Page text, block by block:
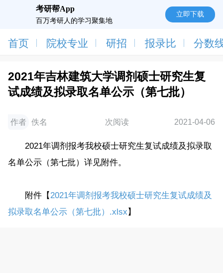
考研帮App
百万考研人的学习聚集地
立即下载
首页 院校专业 研招 报录比 分数
2021年吉林建筑大学调剂硕士研究生复
试成绩及拟录取名单公示（第七批）
作者 佚名 次阅读 2021-04-06
2021年调剂报考我校硕士研究生复试成绩及拟录取
名单公示（第七批）详见附件。
附件【2021年调剂报考我校硕士研究生复试成绩及
拟录取名单公示（第七批）.xlsx 】